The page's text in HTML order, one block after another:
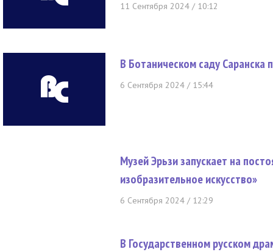
11 Сентября 2024 / 10:12
В Ботаническом саду
6 Сентября 2024 / 15:44
Музей Эрьзи запускает на
изобразительное искусство»
6 Сентября 2024 / 12:29
В Государственном русском